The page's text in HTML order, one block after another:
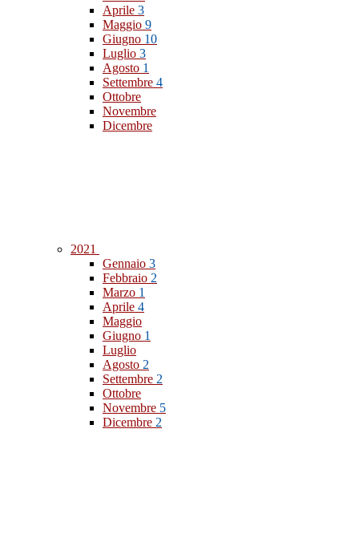
Aprile 3
Maggio 9
Giugno 10
Luglio 3
Agosto 1
Settembre 4
Ottobre
Novembre
Dicembre
2021
Gennaio 3
Febbraio 2
Marzo 1
Aprile 4
Maggio
Giugno 1
Luglio
Agosto 2
Settembre 2
Ottobre
Novembre 5
Dicembre 2